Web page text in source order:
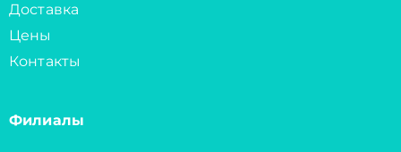
Доставка
Цены
Контакты
Филиалы